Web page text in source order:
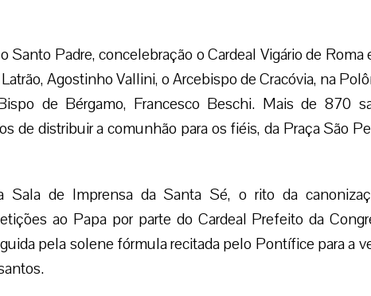
Santo Padre, concelebração o Cardeal Vigário de Roma
Agostinho Vallini, o Arcebispo de Cracóvia, na
de Bérgamo, Francesco Beschi. Mais de 870
de distribuir a comunhão para os fiéis, da Praça São
Sala de Imprensa da Santa Sé, o rito da
ao Papa por parte do Cardeal Prefeito da
pela solene fórmula recitada pelo Pontífice para a